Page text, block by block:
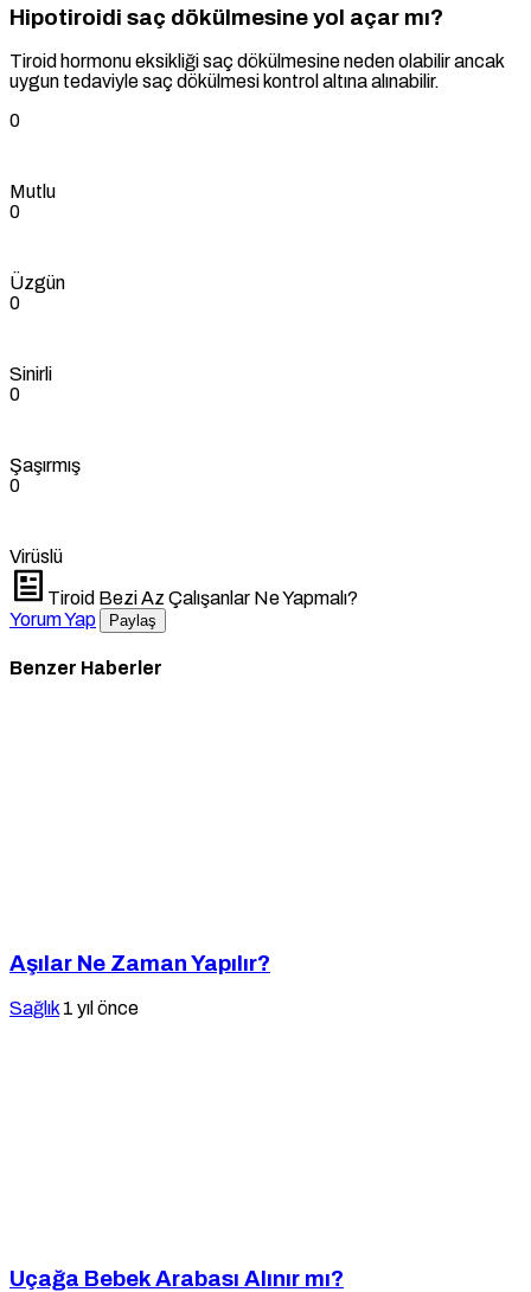
Hipotiroidi saç dökülmesine yol açar mı?
Tiroid hormonu eksikliği saç dökülmesine neden olabilir ancak
uygun tedaviyle saç dökülmesi kontrol altına alınabilir.
0
Mutlu
0
Üzgün
0
Sinirli
0
Şaşırmış
0
Virüslü
Tiroid Bezi Az Çalışanlar Ne Yapmalı?
Yorum Yap
Paylaş
Benzer Haberler
Aşılar Ne Zaman Yapılır?
Sağlık 1 yıl önce
Uçağa Bebek Arabası Alınır mı?